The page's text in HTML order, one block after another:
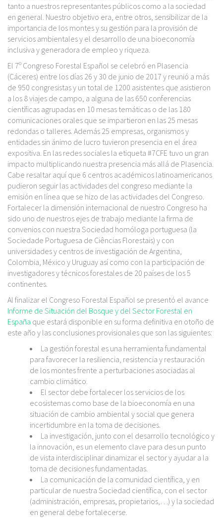
tanto a nuestros representantes públicos como a la sociedad
en general. Nuestro objetivo era, entre otros, sensibilizar de la
importancia de los montes y su gestión para la provisión de
servicios ambientales y el desarrollo de una bioeconomía
inclusiva y generadora de empleo y riqueza.
El 7º Congreso Forestal Español se celebró en Plasencia
(Cáceres) entre los días 26 y 30 de junio de 2017 y reunió a más
de 950 congresistas y un total de 1200 asistentes que asistieron
a los 8 viajes de campo, a alguna de las 650 conferencias
científicas agrupadas en 10 mesas temáticas o de las 180
comunicaciones orales que se impartieron en las 25 mesas
redondas o talleres. Además 25 empresas, organismos y
entidades sin ánimo de lucro tuvieron presencia en el área
expositiva. En las redes sociales la etiqueta #7CFE tuvo un gran
impacto multiplicando nuestra presencia más allá de Plasencia.
Cabe resaltar aquí que 6 centros académicos latinoamericanos
pudieron seguir las actividades del congreso mediante la
emisión en línea que se hizo de las actividades del Congreso.
Fortalecer la dimensión internacional de nuestro Congreso ha
sido uno de nuestros ejes de trabajo mediante la firma de
convenios con nuestra Sociedad homóloga portuguesa (la
Sociedade Portuguesa de Ciências Florestais) y con
universidades y centros de investigación de Argentina,
Colombia, México y Uruguay así como con la participación de
investigadores y técnicos forestales de 20 países de los 5
continentes.
Al finalizar el Congreso Forestal Español se presentó el avance
Informe de Situación del Bosque y del Sector Forestal en
España que estará disponible en su forma definitiva en otoño de
este año y las conclusiones provisionales que son las siguientes:
La gestión forestal es una herramienta fundamental
para favorecer la resiliencia, resistencia y restauración
de los montes frente a perturbaciones asociadas al
cambio climático.
El sector debe fortalecer los servicios de los
ecosistemas como base de la bioeconomía en una
situación de cambio ambiental y social que genera
incertidumbre en la toma de decisiones.
La investigación, junto con el desarrollo tecnológico y
la innovación, es un elemento clave para des un punto
de vista interdisciplinar dinamizar el sector y ayudar a la
toma de decisiones fundamentadas.
La comunicación de la comunidad científica, y en
particular de nuestra Sociedad científica, con el sector
(administración, empresas, propietarios,…) y la sociedad
en general debe fortalecerse.